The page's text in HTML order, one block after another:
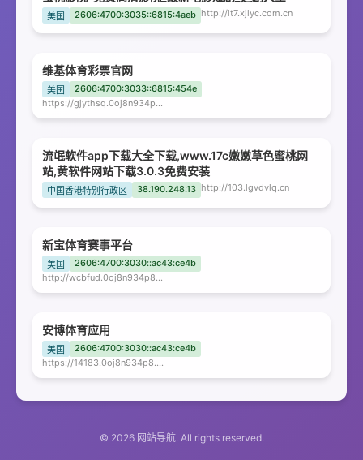
美国 2606:4700:3035::6815:4aeb http://lt7.xjlyc.com.cn
维基体育彩票官网
美国
2606:4700:3033::6815:454e
https://gjythsq.0oj8n934p8.com
流氓软件app下载大全下载,www.17c嫩嫩草色蜜桃网
站,黄软件网站下载3.0.3免费安装
中国香港特别行政区 38.190.248.13 http://103.lgvdvlq.cn
新宝体育赛事平台
美国
2606:4700:3030::ac43:ce4b
http://wcbfud.0oj8n934p8.com
安博体育应用
美国
2606:4700:3030::ac43:ce4b
https://14183.0oj8n934p8.com
© 2026 网站导航. All rights reserved.